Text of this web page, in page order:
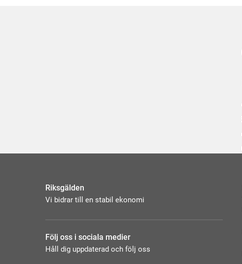
Riksgälden
Vi bidrar till en stabil ekonomi
Följ oss i sociala medier
Håll dig uppdaterad och följ oss